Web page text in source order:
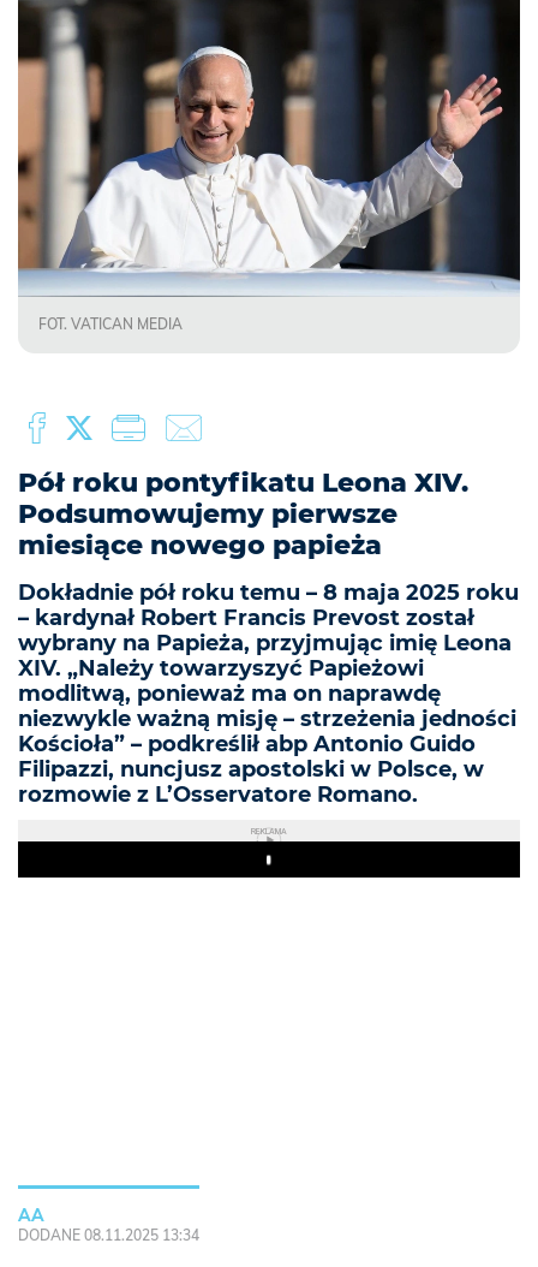
FOT. VATICAN MEDIA
Pół roku pontyfikatu Leona XIV.
Podsumowujemy pierwsze
miesiące nowego papieża
Dokładnie pół roku temu – 8 maja 2025 roku
– kardynał Robert Francis Prevost został
wybrany na Papieża, przyjmując imię Leona
XIV. „Należy towarzyszyć Papieżowi
modlitwą, ponieważ ma on naprawdę
niezwykle ważną misję – strzeżenia jedności
Kościoła” – podkreślił abp Antonio Guido
Filipazzi, nuncjusz apostolski w Polsce, w
rozmowie z L’Osservatore Romano.
REKLAMA
Play
AA
DODANE 08.11.2025 13:34